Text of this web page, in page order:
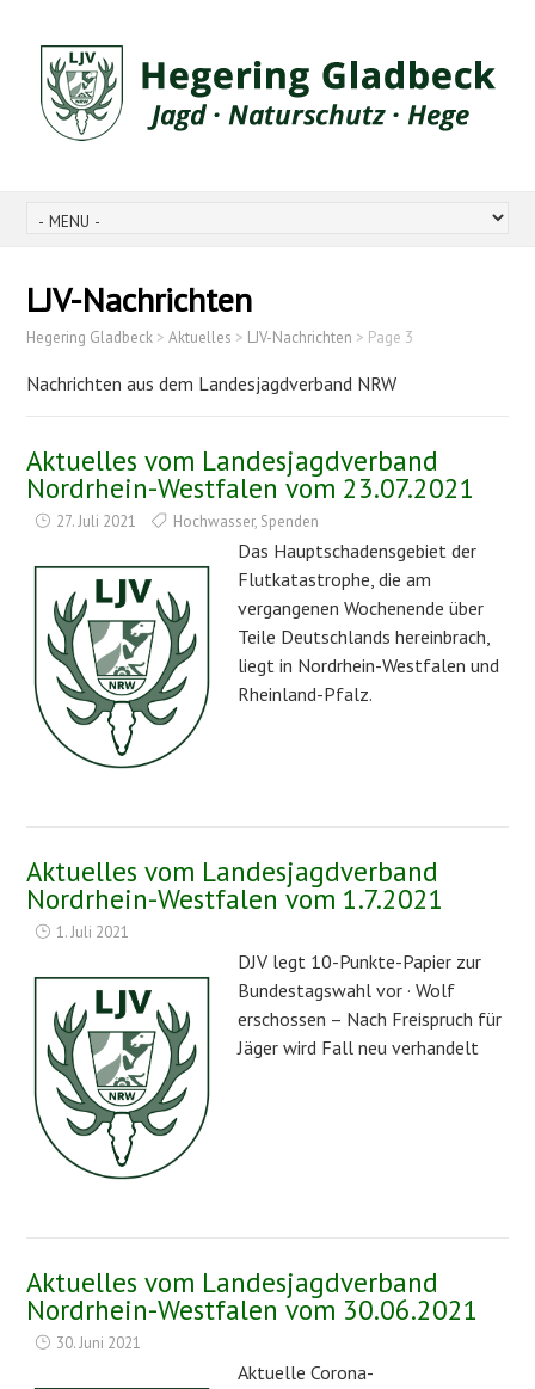
LJV-Nachrichten
Hegering Gladbeck >Aktuelles > LJV-Nachrichten > Page 3
Nachrichten aus dem Landesjagdverband NRW
Aktuelles vom Landesjagdverband
Nordrhein-Westfalen vom 23.07.2021
27. Juli 2021 Hochwasser, Spenden
Das Hauptschadensgebiet der
Flutkatastrophe, die am
vergangenen Wochenende über
Teile Deutschlands hereinbrach,
liegt in Nordrhein-Westfalen und
Rheinland-Pfalz.
Aktuelles vom Landesjagdverband
Nordrhein-Westfalen vom 1.7.2021
1. Juli 2021
DJV legt 10-Punkte-Papier zur
Bundestagswahl vor · Wolf
erschossen – Nach Freispruch für
Jäger wird Fall neu verhandelt
Aktuelles vom Landesjagdverband
Nordrhein-Westfalen vom 30.06.2021
30. Juni 2021
Aktuelle Corona-